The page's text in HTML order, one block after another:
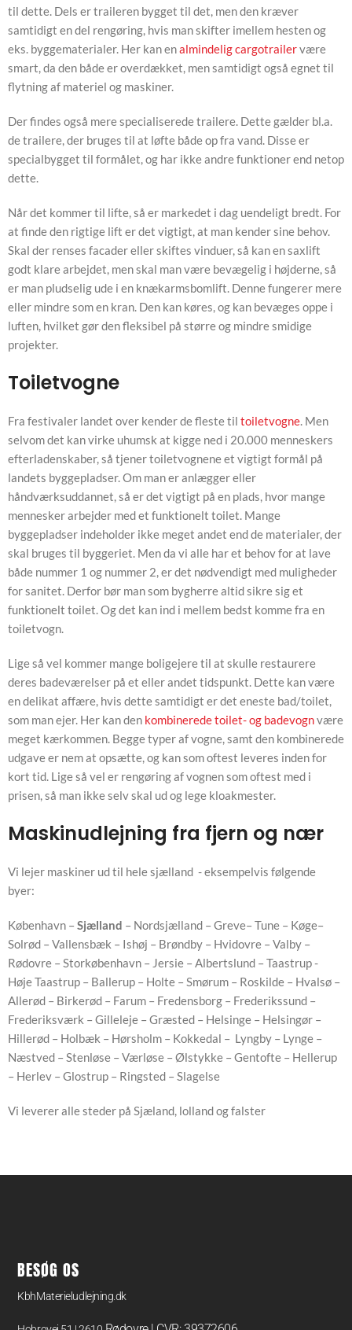
til dette. Dels er traileren bygget til det, men den kræver
samtidigt en del rengøring, hvis man skifter imellem hesten og
eks. byggematerialer. Her kan enalmindelig cargotrailervære
smart, da den både er overdækket, men samtidigt også egnet til
flytning af materiel og maskiner.
Der findes også mere specialiserede trailere. Dette gælder bl.a.
de trailere, der bruges til at løfte både op fra vand. Disse er
specialbygget til formålet, og har ikke andre funktioner end netop
dette.
Når det kommer til lifte, så er markedet i dag uendeligt bredt. For
at finde den rigtige lift er det vigtigt, at man kender sine behov.
Skal der renses facader eller skiftes vinduer, så kan en saxlift
godt klare arbejdet, men skal man være bevægelig i højderne, så
er man pludselig ude i en knækarmsbomlift. Denne fungerer mere
eller mindre som en kran. Den kan køres, og kan bevæges oppe i
luften, hvilket gør den fleksibel på større og mindre smidige
projekter.
Toiletvogne
Fra festivaler landet over kender de fleste til toiletvogne. Men
selvom det kan virke uhumsk at kigge ned i 20.000 menneskers
efterladenskaber, så tjener toiletvognene et vigtigt formål på
landets byggepladser. Om man er anlægger eller
håndværksuddannet, så er det vigtigt på en plads, hvor mange
mennesker arbejder med et funktionelt toilet. Mange
byggepladser indeholder ikke meget andet end de materialer, der
skal bruges til byggeriet. Men da vi alle har et behov for at lave
både nummer 1 og nummer 2, er det nødvendigt med muligheder
for sanitet. Derfor bør man som bygherre altid sikre sig et
funktionelt toilet. Og det kan ind i mellem bedst komme fra en
toiletvogn.
Lige så vel kommer mange boligejere til at skulle restaurere
deres badeværelser på et eller andet tidspunkt. Dette kan være
en delikat affære, hvis dette samtidigt er det eneste bad/toilet,
som man ejer. Her kan den kombinerede toilet- og badevognvære
meget kærkommen. Begge typer af vogne, samt den kombinerede
udgave er nem at opsætte, og kan som oftest leveres inden for
kort tid. Lige så vel er rengøring af vognen som oftest med i
prisen, så man ikke selv skal ud og lege kloakmester.
Maskinudlejning fra fjern og nær
Vi lejer maskiner ud til hele sjælland - eksempelvis følgende
byer:
København – Sjælland – Nordsjælland – Greve– Tune – Køge–
Solrød – Vallensbæk – Ishøj – Brøndby – Hvidovre – Valby –
Rødovre – Storkøbenhavn – Jersie – Albertslund – Taastrup -
Høje Taastrup – Ballerup – Holte – Smørum – Roskilde – Hvalsø –
Allerød – Birkerød – Farum – Fredensborg – Frederikssund –
Frederiksværk – Gilleleje – Græsted – Helsinge – Helsingør –
Hillerød – Holbæk – Hørsholm – Kokkedal – Lyngby – Lynge –
Næstved – Stenløse – Værløse – Ølstykke – Gentofte – Hellerup
– Herlev – Glostrup – Ringsted – Slagelse
Vi leverer alle steder på Sjæland, lolland og falster
BESØG OS
KbhMaterieludlejning.dk